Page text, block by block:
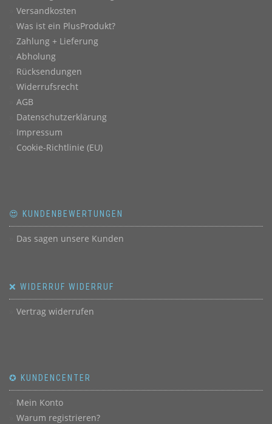
Versandkosten
Was ist ein PlusProdukt?
Zahlung + Lieferung
Abholung
Rücksendungen
Widerrufsrecht
AGB
Datenschutzerklärung
Impressum
Cookie-Richtlinie (EU)
😍 KUNDENBEWERTUNGEN
Das sagen unsere Kunden
❌ WIDERRUF WIDERRUF
Vertrag widerrufen
✪ KUNDENCENTER
Mein Konto
Warum registrieren?